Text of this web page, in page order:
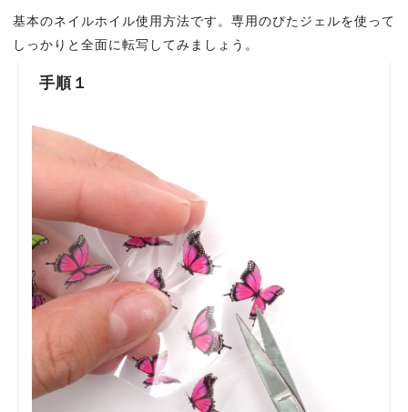
基本のネイルホイル使用方法です。専用のぴたジェルを使って
しっかりと全面に転写してみましょう。
手順１